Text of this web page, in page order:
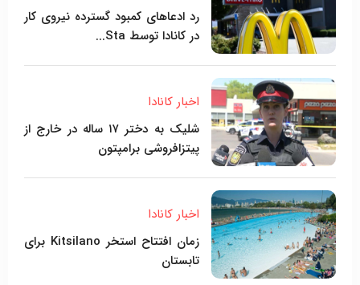
رد ادعاهای کمبود گسترده نیروی کار
در کانادا توسط Sta...
اخبار کانادا
شلیک به دختر ۱۷ ساله در خارج از
پیتزافروشی برامپتون
اخبار کانادا
زمان افتتاح استخر Kitsilano برای
تابستان